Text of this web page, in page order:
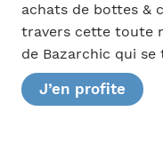
achats de bottes &
travers cette toute
de Bazarchic qui
J’en profite